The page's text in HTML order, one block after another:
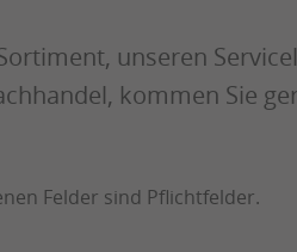
unseren
kommen Sie
Felder sind Pflichtfelder.